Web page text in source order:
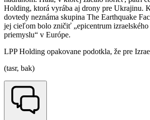
Holding, ktorá vyrába aj drony pre Ukrajinu.
dovtedy neznáma skupina The Earthquake
jej cieľom bolo zničiť „epicentrum izraelského
priemyslu“ v Európe.
LPP Holding opakovane podotkla, že pre
(tasr, bak)